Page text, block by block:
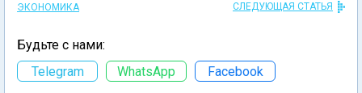
ЭКОНОМИКА СЛЕДУЮЩАЯ СТАТЬЯ
Будьте с нами:
Telegram
WhatsApp Facebook